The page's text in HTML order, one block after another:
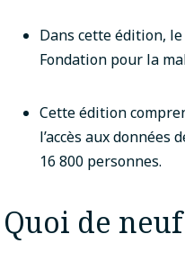
Dans cette édition,
Fondation pour la
Cette édition
l’accès aux
16 800 personnes.
Quoi de